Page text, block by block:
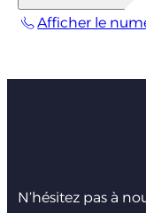
Afficher le
N’hésitez pas à